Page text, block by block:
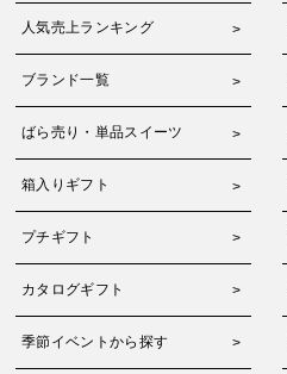
人気売上ランキング
ブランド一覧
ばら売り・単品スイーツ
箱入りギフト
プチギフト
カタログギフト
季節イベントから探す